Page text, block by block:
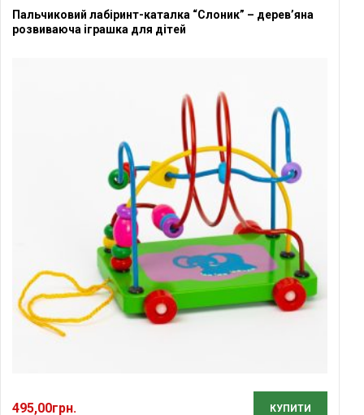
Пальчиковий лабіринт-каталка “Слоник” – дерев’яна
розвиваюча іграшка для дітей
495,00грн. КУПИТИ